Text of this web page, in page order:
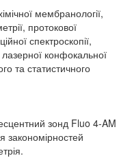
мембранології,
протокової
спектроскопії,
лазерної конфокальної
та статистичного
зонд Fluo 4-AM
закономірностей